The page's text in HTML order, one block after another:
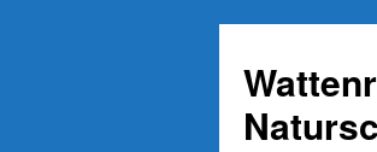
springen